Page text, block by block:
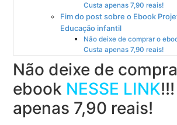
Custa apenas 7,90 reais!
Fim do post sobre o Ebook
Educação infantil
Não deixe de comprar o
Custa apenas 7,90 reais!
Não deixe de
ebook NESSE LINK
apenas 7,90 reais!